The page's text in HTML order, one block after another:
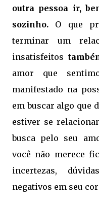
outra pessoa ir,
sozinho. O que
terminar um
insatisfeitos
amor que
manifestado na
em buscar algo que
estiver se
busca pelo seu
você não merece
incertezas,
negativos em seu